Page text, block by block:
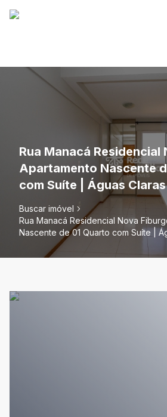
Rua Manacá Residencial
Apartamento Nascente
com Suíte | Águas Claras
Buscar imóvel
Rua Manacá Residencial Nova
Nascente de 01 Quarto com Suíte |